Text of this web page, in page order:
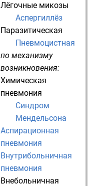
Лёгочные микозы
Аспергиллёз
Паразитическая
Пневмоцистная
по механизму
возникновения:
Химическая
пневмония
Синдром
Мендельсона
Аспирационная
пневмония
Внутрибольничная
пневмония
Внебольничная